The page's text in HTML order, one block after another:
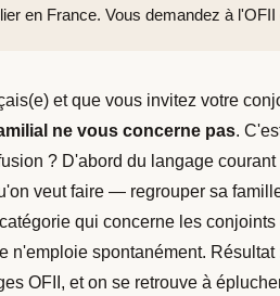
en France. Vous demandez à
et que vous invitez votre
ne vous concerne pas.
? D'abord du langage
veut faire — regrouper sa
qui concerne les
n'emploie spontanément.
OFII, et on se retrouve à